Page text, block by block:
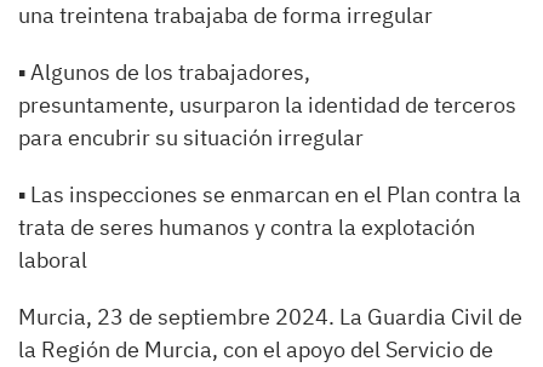
una treintena trabajaba de forma irregular
▪ Algunos de los trabajadores,
presuntamente, usurparon la identidad de terceros
para encubrir su situación irregular
▪ Las inspecciones se enmarcan en el Plan contra la
trata de seres humanos y contra la explotación
laboral
Murcia, 23 de septiembre 2024. La Guardia Civil de
la Región de Murcia, con el apoyo del Servicio de